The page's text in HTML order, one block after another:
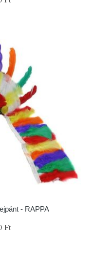
- RAPPA
Ft